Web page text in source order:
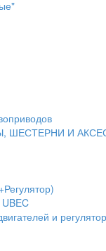
ШЕСТЕРНИ И
и